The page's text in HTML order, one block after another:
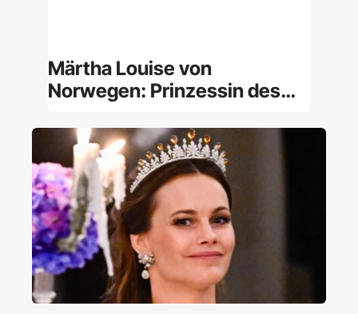
Märtha Louise von
Norwegen: Prinzessin des
und Geistheilerin [Porträt]